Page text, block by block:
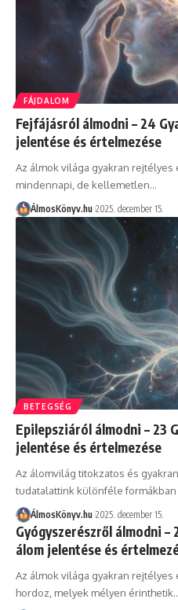
FÁJDALOM
Fejfájásról álmodni – 24
jelentése és értelmezése
Az álmok világa gyakran
mindennapi, de kellemetlen…
ÁlmosKönyv.hu 2025. december 15.
BETEGSÉG
Epilepsziáról álmodni – 23
jelentése és értelmezése
Az álomvilág titokzatos és
tudatalattink különféle
ÁlmosKönyv.hu 2025. december 15.
Gyógyszerészről álmodni –
álom jelentése és
Az álmok világa gyakran
hordoz, melyek mélyen